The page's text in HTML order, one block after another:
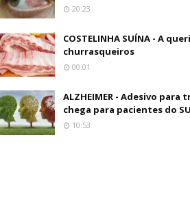
20:23
COSTELINHA SUÍNA - A
churrasqueiros
00:01
ALZHEIMER - Adesivo
chega para pacientes do
10:53